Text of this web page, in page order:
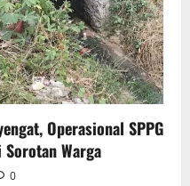
Operasional SPPG
Warga
0